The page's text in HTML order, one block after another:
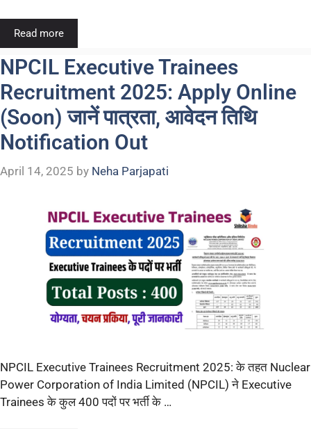
Read more
NPCIL Executive Trainees
Recruitment 2025: Apply Online
(Soon) जानें पात्रता, आवेदन तिथि
Notification Out
April 14, 2025 by Neha Parjapati
NPCIL Executive Trainees Recruitment 2025: के तहत Nuclear
Power Corporation of India Limited (NPCIL) ने Executive
Trainees के कुल 400 पदों पर भर्ती के …